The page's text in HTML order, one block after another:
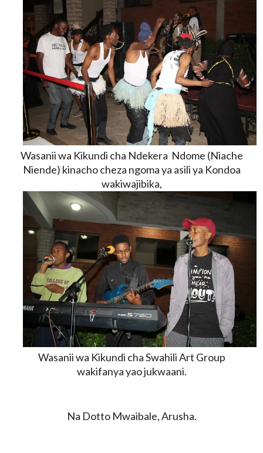
Wasanii wa Kikundi cha Ndekera Ndome (Niache
Niende) kinacho cheza ngoma ya asili ya Kondoa
wakiwajibika,
Wasanii wa Kikundi cha Swahili Art Group
wakifanya yao jukwaani.
Na Dotto Mwaibale, Arusha.